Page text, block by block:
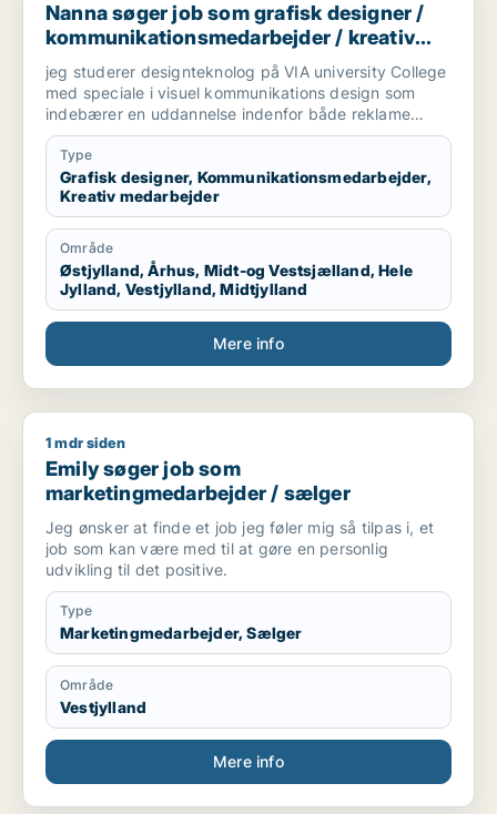
Nanna søger job som grafisk designer /
kommunikationsmedarbejder / kreativ
medarbejder
jeg studerer designteknolog på VIA university College
med speciale i visuel kommunikations design som
indebærer en uddannelse indenfor både reklame
branchen og grafisk design. Vi arbejder med
magasiner, kampagner, plakater, styling til billeder,
mode og livsstil, trends og markedsføring. jeg søger
praktikplads indefor grafisk design, kampagner,
reklamer, SoMe, magasiner, reklame bureau, mode
brands, livsstil brands, stylist og generelt alt der har
med visuel kommunikation at gøre.
Type
Grafisk designer, Kommunikationsmedarbejder,
Kreativ medarbejder
Område
Østjylland, Århus, Midt-og Vestsjælland, Hele
Jylland, Vestjylland, Midtjylland
Mere info
Emily søger job som marketingmedarbejder / sælger
1 mdr siden
Emily søger job som
marketingmedarbejder / sælger
Jeg ønsker at finde et job jeg føler mig så tilpas i, et
job som kan være med til at gøre en personlig
udvikling til det positive.
Type
Marketingmedarbejder, Sælger
Område
Vestjylland
Mere info